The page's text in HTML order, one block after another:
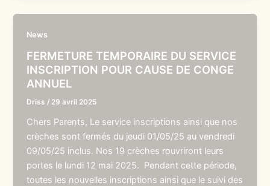
News
FERMETURE TEMPORAIRE DU SERVICE
INSCRIPTION POUR CAUSE DE CONGE
ANNUEL
Driss / 29 avril 2025
Chers Parents, Le service inscriptions ainsi que nos
crèches sont fermés du jeudi 01/05/25 au vendredi
09/05/25 inclus. Nos 19 crèches rouvriront leurs
portes le lundi 12 mai 2025. Pendant cette période,
toutes les nouvelles inscriptions ainsi que le suivi des